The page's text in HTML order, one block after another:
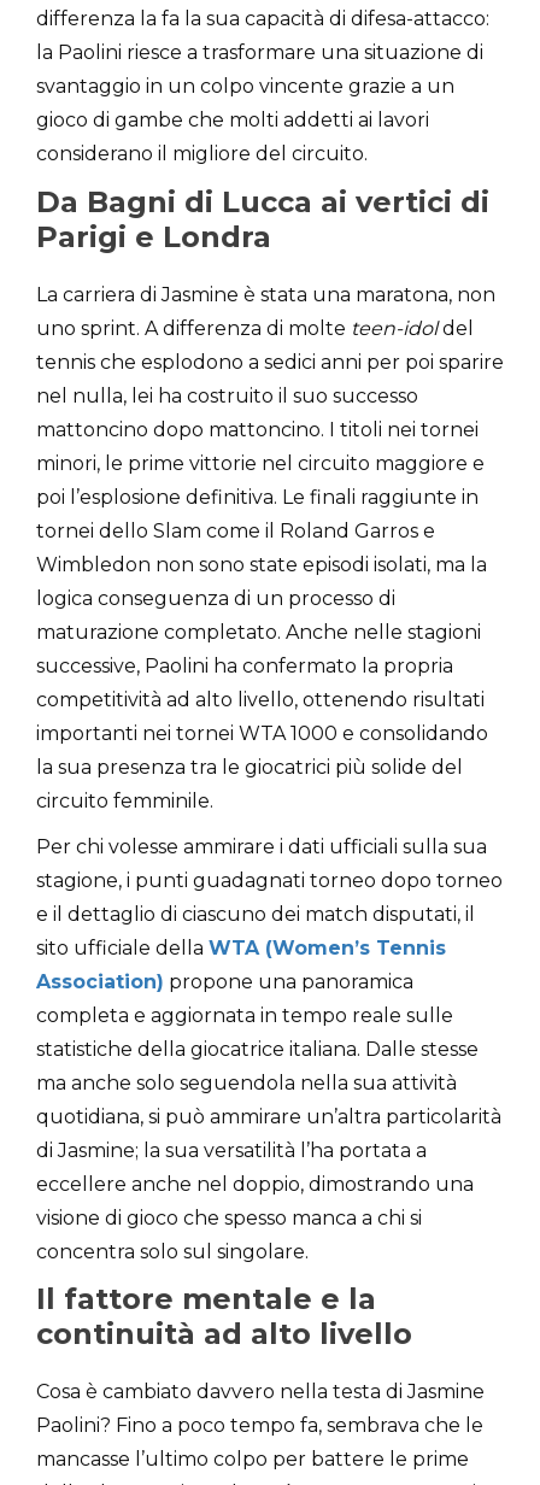
differenza la fa la sua capacità di difesa-attacco:
la Paolini riesce a trasformare una situazione di
svantaggio in un colpo vincente grazie a un
gioco di gambe che molti addetti ai lavori
considerano il migliore del circuito.
Da Bagni di Lucca ai vertici di
Parigi e Londra
La carriera di Jasmine è stata una maratona, non
uno sprint. A differenza di molte teen-idoldel
tennis che esplodono a sedici anni per poi sparire
nel nulla, lei ha costruito il suo successo
mattoncino dopo mattoncino. I titoli nei tornei
minori, le prime vittorie nel circuito maggiore e
poi l’esplosione definitiva. Le finali raggiunte in
tornei dello Slam come il Roland Garros e
Wimbledon non sono state episodi isolati, ma la
logica conseguenza di un processo di
maturazione completato. Anche nelle stagioni
successive, Paolini ha confermato la propria
competitività ad alto livello, ottenendo risultati
importanti nei tornei WTA 1000 e consolidando
la sua presenza tra le giocatrici più solide del
circuito femminile.
Per chi volesse ammirare i dati ufficiali sulla sua
stagione, i punti guadagnati torneo dopo torneo
e il dettaglio di ciascuno dei match disputati, il
sito ufficiale della WTA (Women’s Tennis
Association) propone una panoramica
completa e aggiornata in tempo reale sulle
statistiche della giocatrice italiana. Dalle stesse
ma anche solo seguendola nella sua attività
quotidiana, si può ammirare un’altra particolarità
di Jasmine; la sua versatilità l’ha portata a
eccellere anche nel doppio, dimostrando una
visione di gioco che spesso manca a chi si
concentra solo sul singolare.
Il fattore mentale e la
continuità ad alto livello
Cosa è cambiato davvero nella testa di Jasmine
Paolini? Fino a poco tempo fa, sembrava che le
mancasse l’ultimo colpo per battere le prime